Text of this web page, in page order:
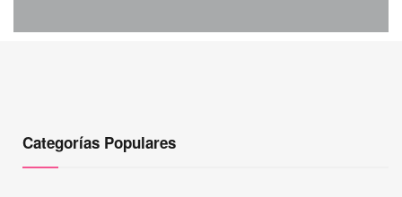
Categorías Populares